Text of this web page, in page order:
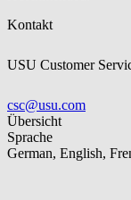
Kontakt
USU Customer
csc@usu.com
Übersicht
Sprache
German, English,